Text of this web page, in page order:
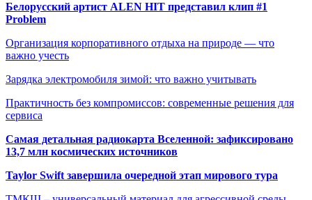
Белорусский артист ALEN HIT представил клип #1
Problem
Организация корпоративного отдыха на природе — что
важно учесть
Зарядка электромобиля зимой: что важно учитывать
Практичность без компромиссов: современные решения для
сервиса
Самая детальная радиокарта Вселенной: зафиксировано
13,7 млн космических источников
Taylor Swift завершила очередной этап мирового тура